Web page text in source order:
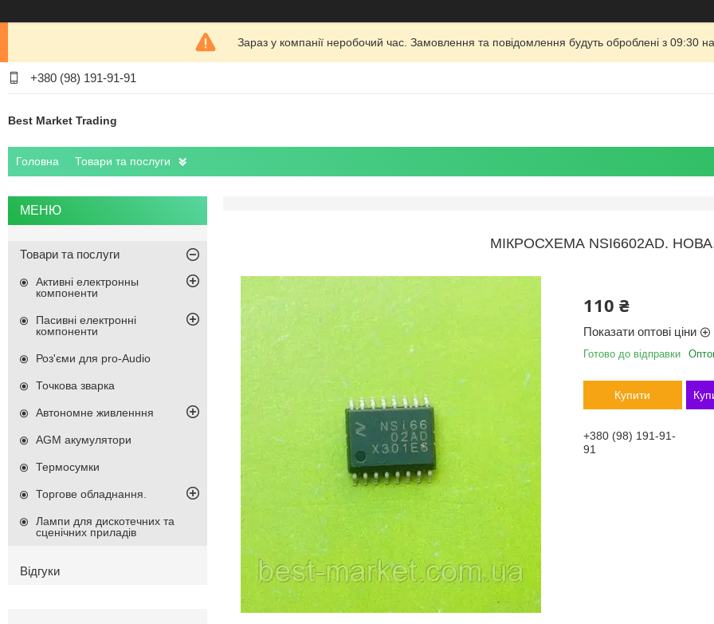
Зараз у компанії неробочий час. Замовлення та повідомлення будуть оброблені з 09:30
+380 (98) 191-91-91
Best Market Trading
Головна Товари та послуги
МІКРОСХЕМА NSI6602AD.
110 ₴
Показати оптові ціни
Готово до відправки
Купити
+380 (98) 191-91-
91
Товари та послуги
Активні електронны
компоненти
Пасивні електронні
компоненти
Роз'єми для pro-Audio
Точкова зварка
Автономне живленння
AGM акумулятори
Термосумки
Торгове обладнання.
Лампи для дискотечних та
сценічних приладів
Відгуки